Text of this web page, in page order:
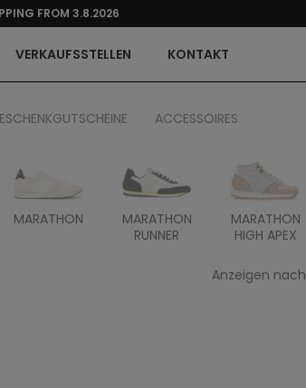
FROM 3.8.2026
VERKAUFSSTELLEN KONTAKT
ACCESSOIRES
MARATHON
MARATHON
RUNNER
MARATHON
HIGH APEX
Anzeigen nach